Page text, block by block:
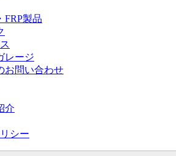
FRP製品
レージ
お問い合わせ
介
シー